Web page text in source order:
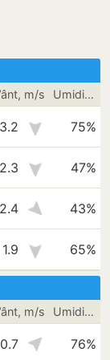
m/s Umiditate
3.2 75%
2.3 47%
2.4 43%
1.9 65%
m/s Umiditate
0.7 76%